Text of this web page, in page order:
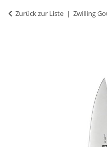
Zurück zur Liste Zwilling